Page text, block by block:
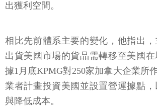
出獲利空間。
相比先前體系主要的變化，他指出
出貨美國市場的貨品需轉移至美國
據1月底KPMG對250家加拿大企業所
業者計畫投資美國並設置營運據點
與降低成本。